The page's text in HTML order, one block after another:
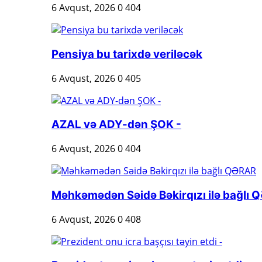
6 Avqust, 20260404
Pensiya bu tarixdə veriləcək
6 Avqust, 20260405
AZAL və ADY-dən ŞOK -
6 Avqust, 20260404
Məhkəmədən Səidə Bəkirqızı ilə bağlı
6 Avqust, 20260408